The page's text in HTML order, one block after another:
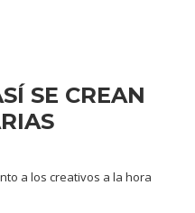
SE CREAN
a los creativos a la hora